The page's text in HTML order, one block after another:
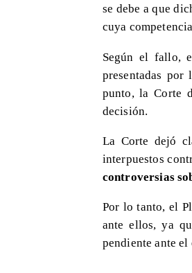
se debe a que
cuya
Según el fallo,
presentadas por
punto, la Corte
decisión.
La Corte dejó
interpuestos
controversias
Por lo tanto, el
ante ellos, ya
pendiente ante el